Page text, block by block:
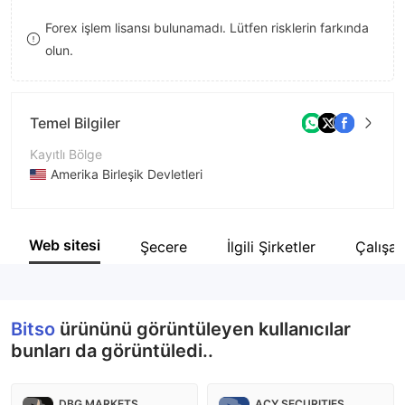
8
9
Forex işlem lisansı bulunamadı. Lütfen risklerin farkında
olun.
Temel Bilgiler
Kayıtlı Bölge
Amerika Birleşik Devletleri
Şirket Adı
Web sitesi Şecere İlgili Şirketler
Bitso ürününü görüntüleyen kullanıcılar
bunları da görüntüledi..